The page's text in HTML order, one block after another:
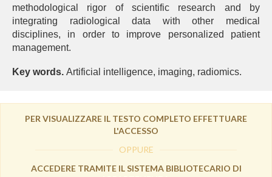
methodological rigor of scientific research and by
integrating radiological data with other medical
disciplines, in order to improve personalized patient
management.
Key words. Artificial intelligence, imaging, radiomics.
PER VISUALIZZARE IL TESTO COMPLETO EFFETTUARE
L'ACCESSO
OPPURE
ACCEDERE TRAMITE IL SISTEMA BIBLIOTECARIO DI